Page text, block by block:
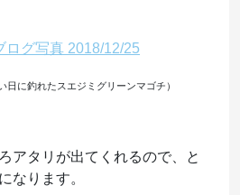
日に釣れたスエジミグリーンマゴチ）
アタリが出てくれるので、と
なります。